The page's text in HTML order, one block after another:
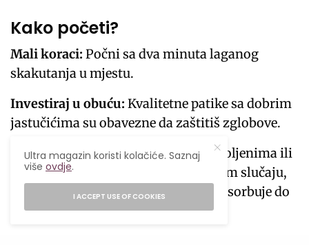
Kako početi?
Mali koraci: Počni sa dva minuta laganog
skakutanja u mjestu.
Investiraj u obuću: Kvalitetne patike sa dobrim
jastučićima su obavezne da zaštitiš zglobove.
Slušaj tijelo:Ako imaš problema s koljenima ili
leđima, konsultuj se s ljekarom. U tom slučaju,
trambolina je idealno rješenje, jer apsorbuje do
80% udara.
Ultra magazin koristi kolačiće. Saznaj
višeovdje.
I ACCEPT USE OF COOKIES